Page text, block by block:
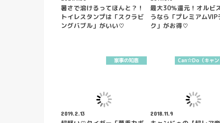
暑さで溶けるってほんと？！
トイレスタンプは「スクラビ
ングバブル」がいい♡
最大30％還元！オルビ
うなら「プレミアムVIP
ク」がお得♡
家事の知恵
2019.2.13
Can☆Do（キャン
2018.11.9